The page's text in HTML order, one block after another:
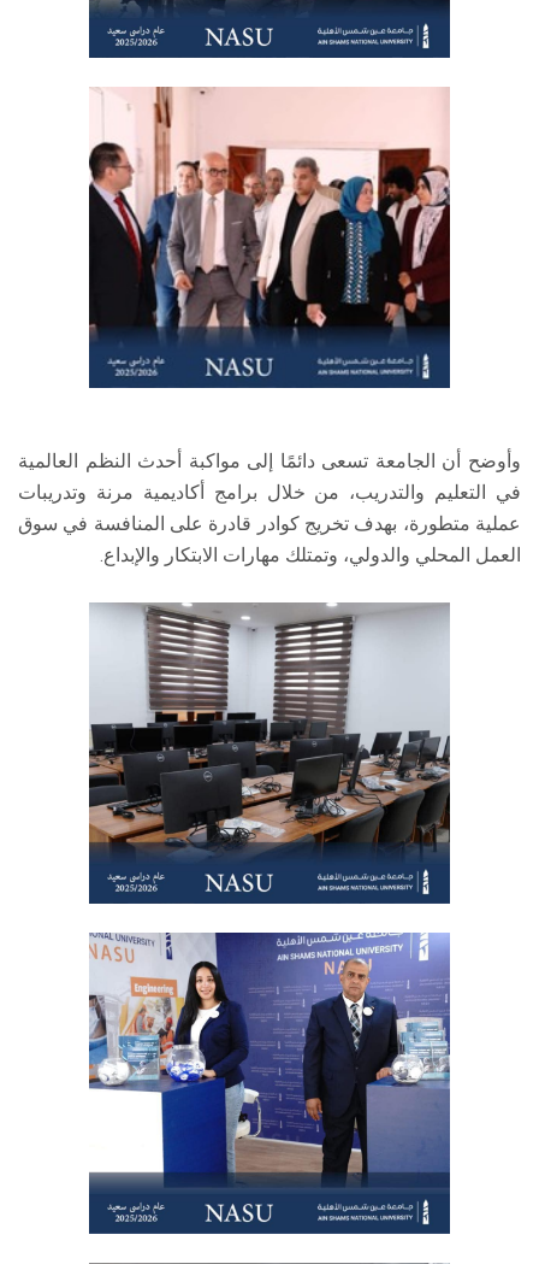
وأوضح أن الجامعة تسعى دائمًا إلى مواكبة أحدث النظم العالمية
في التعليم والتدريب، من خلال برامج أكاديمية مرنة وتدريبات
عملية متطورة، بهدف تخريج كوادر قادرة على المنافسة في سوق
العمل المحلي والدولي، وتمتلك مهارات الابتكار والإبداع.